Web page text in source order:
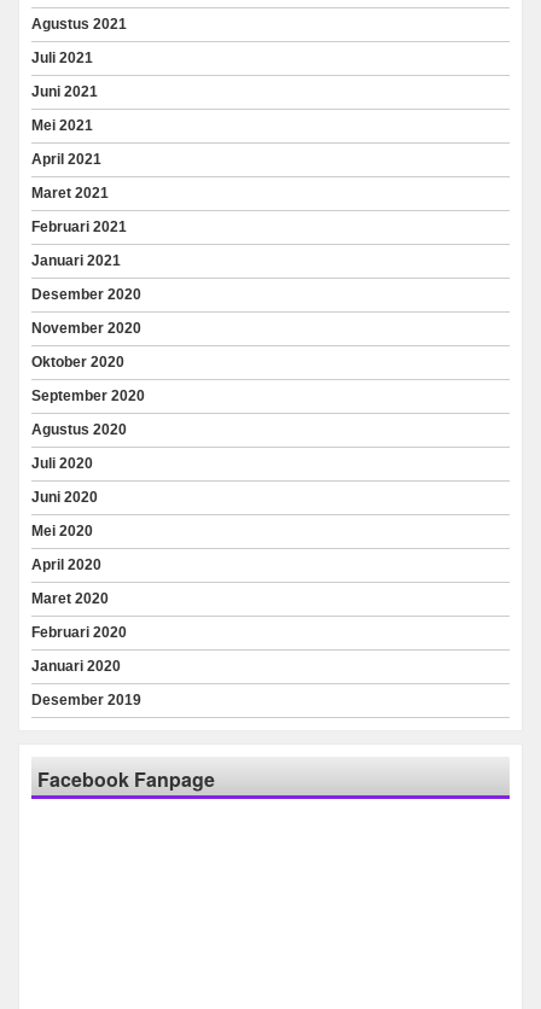
Agustus 2021
Juli 2021
Juni 2021
Mei 2021
April 2021
Maret 2021
Februari 2021
Januari 2021
Desember 2020
November 2020
Oktober 2020
September 2020
Agustus 2020
Juli 2020
Juni 2020
Mei 2020
April 2020
Maret 2020
Februari 2020
Januari 2020
Desember 2019
Facebook Fanpage